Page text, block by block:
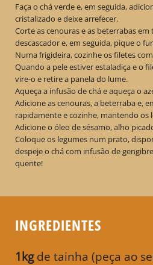
Faça o chá verde e, em seguida,
cristalizado e deixe arrefecer.
Corte as cenouras e as beterrabas
descascador e, em seguida, pique o
Numa frigideira, cozinhe os filetes
Quando a pele estiver estaladiça e o
vire-o e retire a panela do lume.
Aqueça a infusão de chá e aqueça o
Adicione as cenouras, a beterraba e,
rapidamente e cozinhe, mantendo os
Adicione o óleo de sésamo, alho
Coloque os legumes num prato,
despeje o chá com infusão de
quente!
INGREDIENTES
1kgde tainha (peça ao